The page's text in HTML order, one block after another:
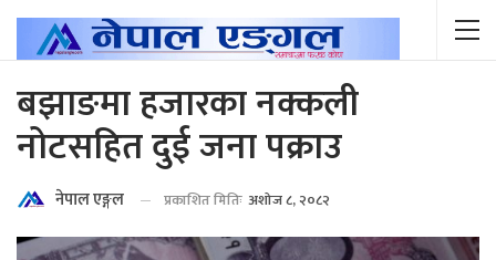
बझाङमा हजारका नक्कली
नोटसहित दुई जना पक्राउ
नेपाल एङ्गल प्रकाशित मितिः अशोज ८, २०८२